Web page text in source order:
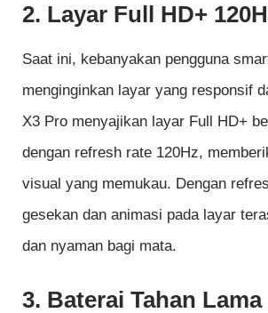
2. Layar Full HD+
Saat ini, kebanyakan pengguna
menginginkan layar yang responsif
X3 Pro menyajikan layar Full HD+
dengan refresh rate 120Hz,
visual yang memukau. Dengan
gesekan dan animasi pada layar
dan nyaman bagi mata.
3. Baterai Tahan Lama